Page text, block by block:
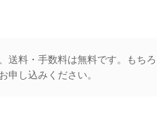
送料・手数料は無料です。もちろ
申し込みください。